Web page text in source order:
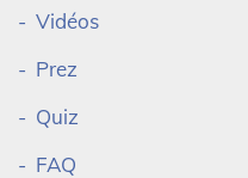
Vidéos
Prez
Quiz
FAQ